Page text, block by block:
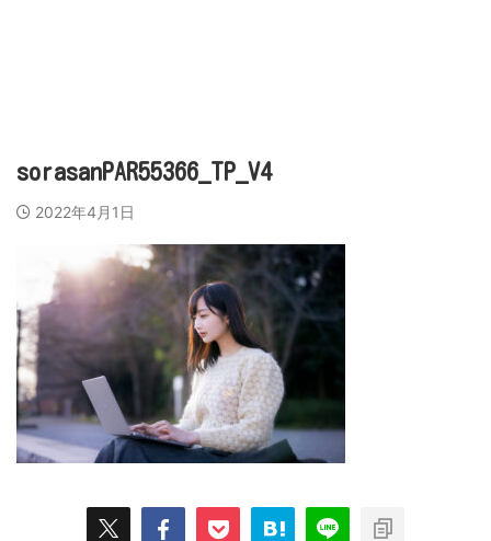
sorasanPAR55366_TP_V4
2022年4月1日